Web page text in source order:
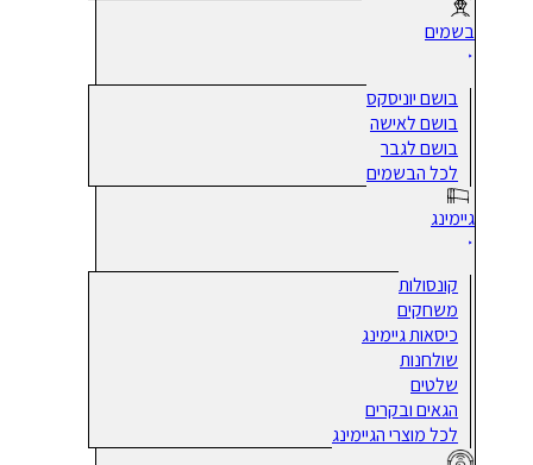
בשמים
בושם יוניסקס
בושם לאישה
בושם לגבר
לכל הבשמים
גיימינג
קונסולות
משחקים
כיסאות גיימינג
שולחנות
שלטים
הגאים ובקרים
לכל מוצרי הגיימינג